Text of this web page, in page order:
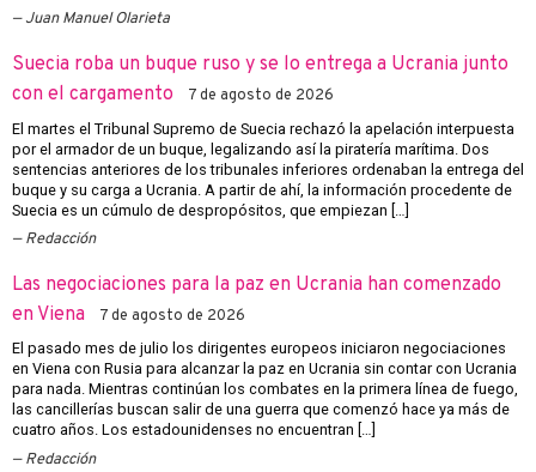
Juan Manuel Olarieta
Suecia roba un buque ruso y se lo entrega a Ucrania junto
con el cargamento
7 de agosto de 2026
El martes el Tribunal Supremo de Suecia rechazó la apelación interpuesta
por el armador de un buque, legalizando así la piratería marítima. Dos
sentencias anteriores de los tribunales inferiores ordenaban la entrega del
buque y su carga a Ucrania. A partir de ahí, la información procedente de
Suecia es un cúmulo de despropósitos, que empiezan […]
Redacción
Las negociaciones para la paz en Ucrania han comenzado
en Viena
7 de agosto de 2026
El pasado mes de julio los dirigentes europeos iniciaron negociaciones
en Viena con Rusia para alcanzar la paz en Ucrania sin contar con Ucrania
para nada. Mientras continúan los combates en la primera línea de fuego,
las cancillerías buscan salir de una guerra que comenzó hace ya más de
cuatro años. Los estadounidenses no encuentran […]
Redacción